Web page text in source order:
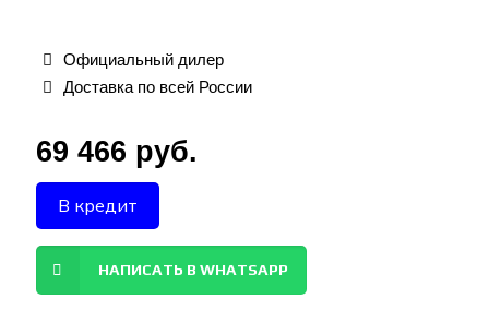
Официальный дилер
Доставка по всей России
69 466 руб.
В кредит
НАПИСАТЬ В WHATSAPP